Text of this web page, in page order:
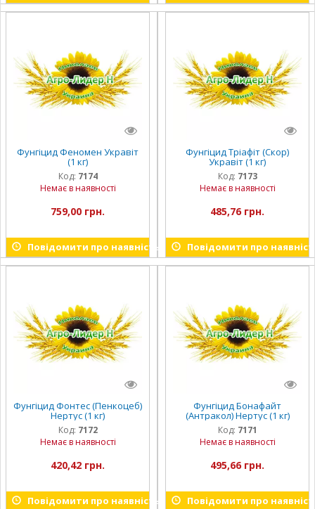
Фунгіцид Феномен Укравіт
(1 кг)
Код: 7174
Немає в наявності
759,00 грн.
Повідомити про наявність
Фунгіцид Тріафіт (Скор)
Укравіт (1 кг)
Код: 7173
Немає в наявності
485,76 грн.
Повідомити про
Фунгіцид Фонтес (Пенкоцеб)
Нертус (1 кг)
Код: 7172
Немає в наявності
420,42 грн.
Повідомити про наявність
Фунгіцид Бонафайт
(Антракол) Нертус (1 кг)
Код: 7171
Немає в наявності
495,66 грн.
Повідомити про